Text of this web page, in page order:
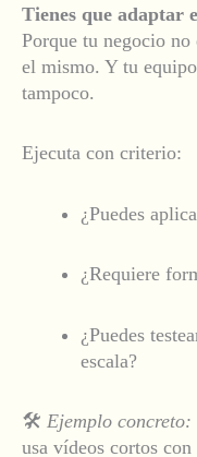
Tienes que adaptar
Porque tu negocio
el mismo. Y tu
tampoco.
Ejecuta con criterio:
¿Puedes
¿Requiere
¿Puedes
escala?
🛠️ Ejemplo concreto:
usa vídeos cortos